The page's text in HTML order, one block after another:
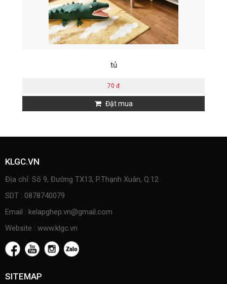
tủ
70 đ
Đặt mua
KLGC.VN
Địa chỉ: Số 9, Đường TX13, P.Thạnh Xuân, Q.12
SDT : 0878740079
Email : kelapghep.vn@gmail.com
Website : www.klgc.vn
SITEMAP